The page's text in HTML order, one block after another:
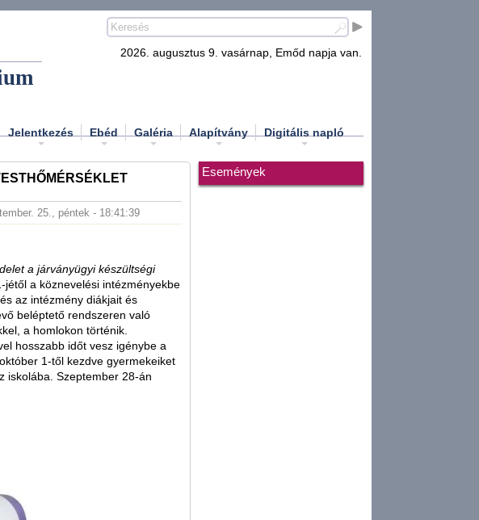
2026. augusztus 9. vasárnap, Emőd napja van.
Jelentkezés Ebéd Galéria Alapítvány Digitális napló
25., péntek - 18:41:39
a járványügyi készültségi
a köznevelési intézményekbe
az intézmény diákjait és
beléptető rendszeren való
a homlokon történik.
hosszabb időt vesz igénybe a
1-től kezdve gyermekeiket
iskolába. Szeptember 28-án
Események